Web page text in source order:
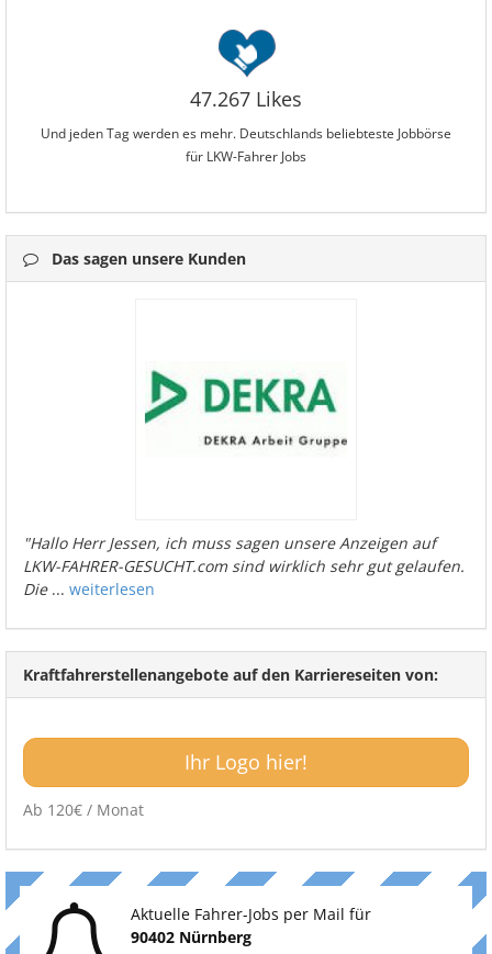
47.267 Likes
Und jeden Tag werden es mehr. Deutschlands beliebteste Jobbörse
für LKW-Fahrer Jobs
Das sagen unsere Kunden
"Hallo Herr Jessen, ich muss sagen unsere Anzeigen auf
LKW-FAHRER-GESUCHT.com sind wirklich sehr gut gelaufen.
Die... weiterlesen
Kraftfahrerstellenangebote auf den Karriereseiten von:
Ihr Logo hier!
Ab 120€ / Monat
Aktuelle Fahrer-Jobs per Mail für
90402 Nürnberg